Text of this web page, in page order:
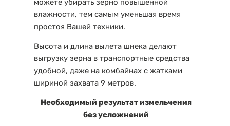
можете убирать зерно повышенной
влажности, тем самым уменьшая время
простоя Вашей техники.
Высота и длина вылета шнека делают
выгрузку зерна в транспортные средства
удобной, даже на комбайнах с жатками
шириной захвата 9 метров.
Необходимый результат измельчения
без усложнений